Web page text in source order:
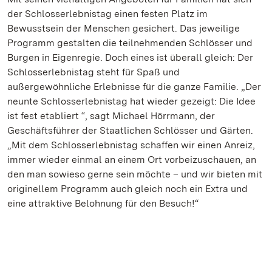
der Schlosserlebnistag einen festen Platz im
Bewusstsein der Menschen gesichert. Das jeweilige
Programm gestalten die teilnehmenden Schlösser und
Burgen in Eigenregie. Doch eines ist überall gleich: Der
Schlosserlebnistag steht für Spaß und
außergewöhnliche Erlebnisse für die ganze Familie. „Der
neunte Schlosserlebnistag hat wieder gezeigt: Die Idee
ist fest etabliert “, sagt Michael Hörrmann, der
Geschäftsführer der Staatlichen Schlösser und Gärten.
„Mit dem Schlosserlebnistag schaffen wir einen Anreiz,
immer wieder einmal an einem Ort vorbeizuschauen, an
den man sowieso gerne sein möchte – und wir bieten mit
originellem Programm auch gleich noch ein Extra und
eine attraktive Belohnung für den Besuch!“